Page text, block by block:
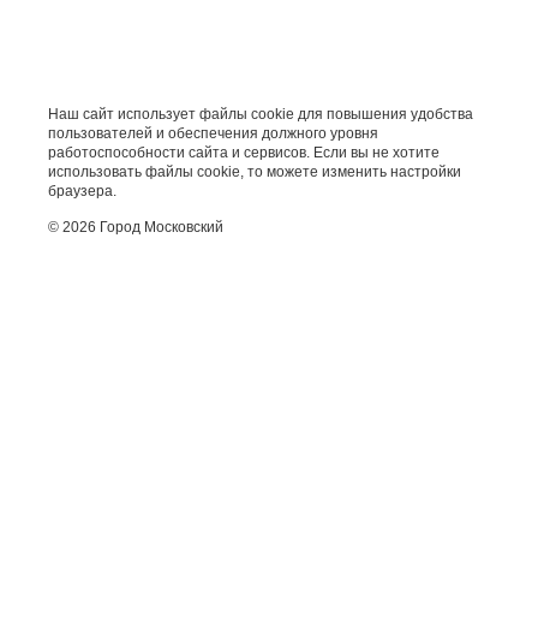
Наш сайт использует файлы cookie для повышения удобства
пользователей и обеспечения должного уровня
работоспособности сайта и сервисов. Если вы не хотите
использовать файлы cookie, то можете изменить настройки
браузера.
© 2026 Город Московский